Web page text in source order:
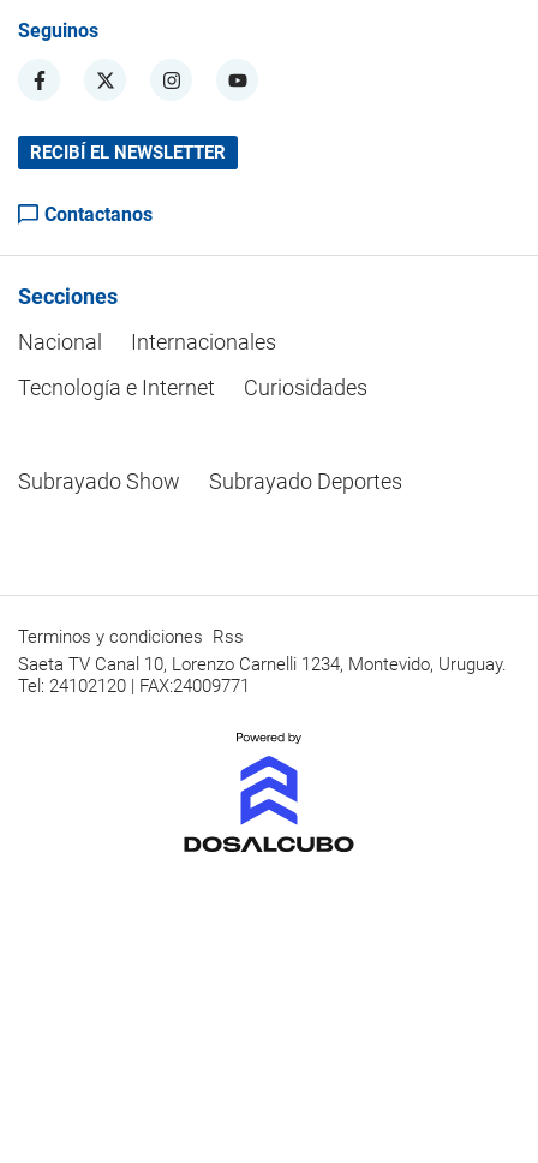
Seguinos
RECIBÍ EL NEWSLETTER
Contactanos
Secciones
Nacional
Internacionales
Tecnología e Internet
Curiosidades
Subrayado Show Subrayado Deportes
Terminos y condiciones Rss
Saeta TV Canal 10, Lorenzo Carnelli 1234, Montevido, Uruguay.
Tel: 24102120 | FAX:24009771